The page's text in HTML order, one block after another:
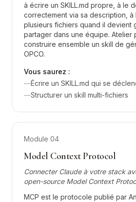
à écrire un SKILL.md propre, à le
correctement via sa description, à
plusieurs fichiers quand il devient
partager dans une équipe. Atelier
construire ensemble un skill de
OPCO.
Vous saurez :
—Écrire un SKILL.md qui se
—Structurer un skill multi-fichiers
Module 04
Model Context Protocol
Connecter Claude à votre stack
open-source Model Context
MCP est le protocole publié par